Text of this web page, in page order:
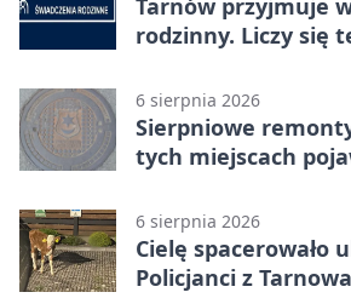
rodzinny. Liczy się
6 sierpnia 2026
Sierpniowe
tych miejscach
6 sierpnia 2026
Cielę spacerowało
Policjanci z